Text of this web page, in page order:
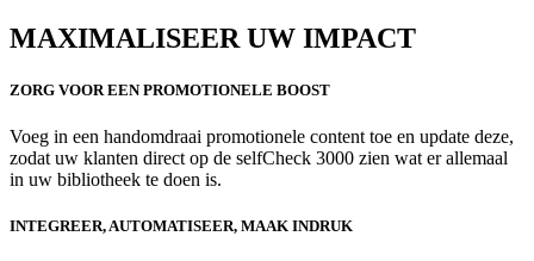
MAXIMALISEER UW IMPACT
ZORG VOOR EEN PROMOTIONELE BOOST
Voeg in een handomdraai promotionele content toe en update deze,
zodat uw klanten direct op de selfCheck 3000 zien wat er allemaal
in uw bibliotheek te doen is.
INTEGREER, AUTOMATISEER, MAAK INDRUK